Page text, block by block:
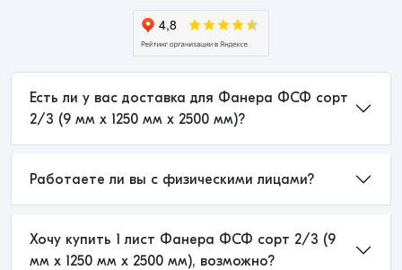
Есть ли у вас доставка для Фанера ФСФ сорт
2/3 (9 мм x 1250 мм x 2500 мм)?
Работаете ли вы с физическими лицами?
Хочу купить 1 лист Фанера ФСФ сорт 2/3 (9
мм x 1250 мм x 2500 мм), возможно?